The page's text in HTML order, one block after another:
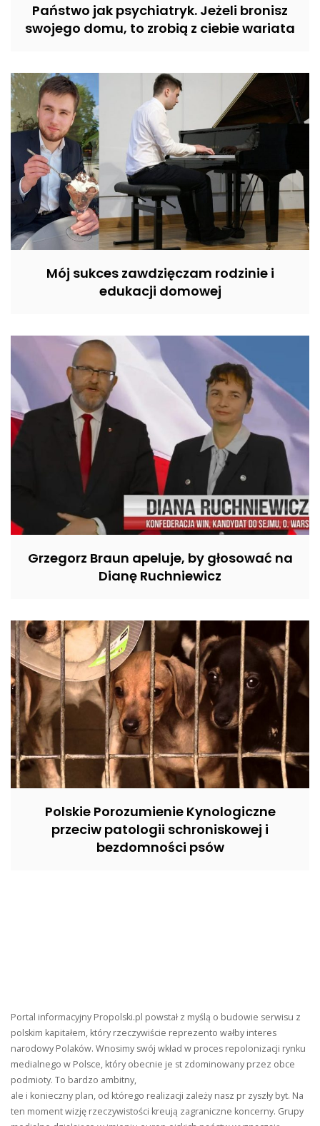
Państwo jak psychiatryk. Jeżeli bronisz
swojego domu, to zrobią z ciebie wariata
Mój sukces zawdzięczam rodzinie i
edukacji domowej
Grzegorz Braun apeluje, by głosować na
Dianę Ruchniewicz
Polskie Porozumienie Kynologiczne
przeciw patologii schroniskowej i
bezdomności psów
Portal informacyjny Propolski.pl powstał z myślą o budowie serwisu z
polskim kapitałem, który rzeczywiście reprezento wałby interes
narodowy Polaków. Wnosimy swój wkład w proces repolonizacji rynku
medialnego w Polsce, który obecnie je st zdominowany przez obce
podmioty. To bardzo ambitny,
ale i konieczny plan, od którego realizacji zależy nasz pr zyszły byt. Na
ten moment wizję rzeczywistości kreują zagraniczne koncerny. Grupy